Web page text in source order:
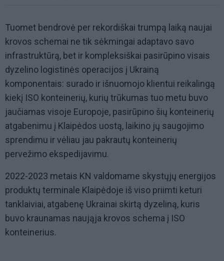
Tuomet bendrovė per rekordiškai trumpą laiką naujai
krovos schemai ne tik sėkmingai adaptavo savo
infrastruktūrą, bet ir kompleksiškai pasirūpino visais
dyzelino logistinės operacijos į Ukrainą
komponentais: surado ir išnuomojo klientui reikalingą
kiekį ISO konteinerių, kurių trūkumas tuo metu buvo
jaučiamas visoje Europoje, pasirūpino šių konteinerių
atgabenimu į Klaipėdos uostą, laikino jų saugojimo
sprendimu ir vėliau jau pakrautų konteinerių
pervežimo ekspedijavimu.
2022-2023 metais KN valdomame skystųjų energijos
produktų terminale Klaipėdoje iš viso priimti keturi
tanklaiviai, atgabenę Ukrainai skirtą dyzeliną, kuris
buvo kraunamas naująja krovos schema į ISO
konteinerius.